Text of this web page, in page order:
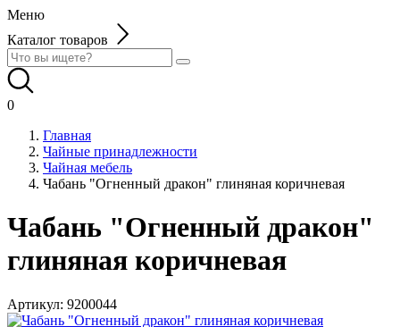
Меню
Каталог товаров
0
Главная
Чайные принадлежности
Чайная мебель
Чабань "Огненный дракон" глиняная коричневая
Чабань "Огненный дракон"
глиняная коричневая
Артикул: 9200044